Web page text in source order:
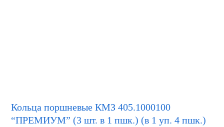
Кольца поршневые КМЗ 405.1000100
“ПРЕМИУМ” (3 шт. в 1 пшк.) (в 1 уп. 4 пшк.)